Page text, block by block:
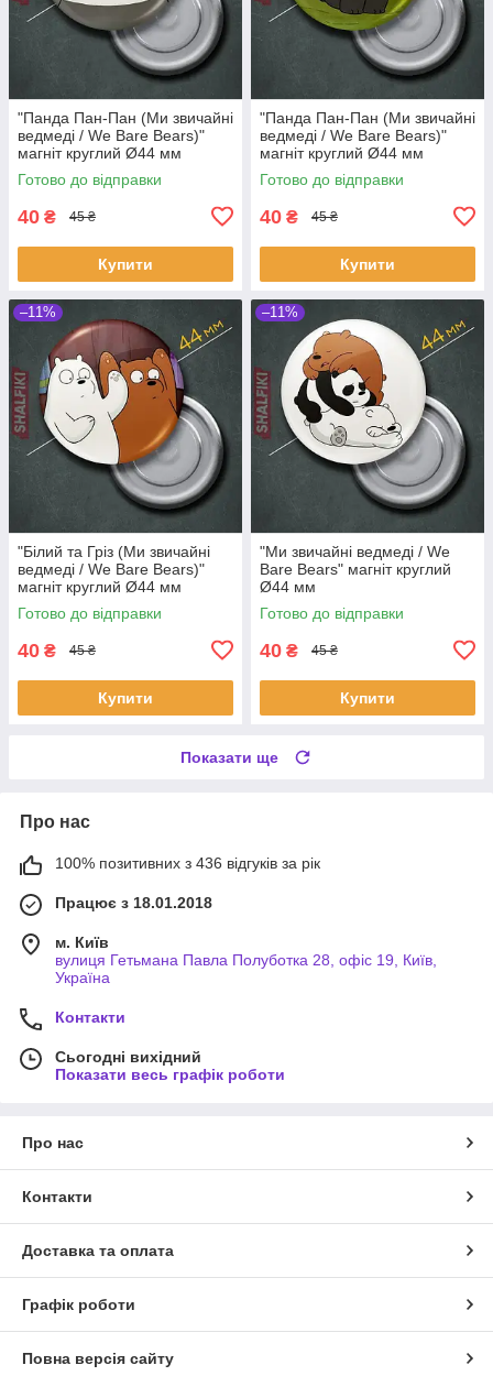
"Панда Пан-Пан (Ми звичайні
ведмеді / We Bare Bears)"
магніт круглий Ø44 мм
Готово до відправки
40 ₴ 45 ₴
Купити
"Панда Пан-Пан (Ми звичайні
ведмеді / We Bare Bears)"
магніт круглий Ø44 мм
Готово до відправки
40 ₴ 45 ₴
Купити
–11%
"Білий та Гріз (Ми звичайні
ведмеді / We Bare Bears)"
магніт круглий Ø44 мм
Готово до відправки
40 ₴ 45 ₴
Купити
–11%
"Ми звичайні ведмеді / We
Bare Bears" магніт круглий
Ø44 мм
Готово до відправки
40 ₴ 45 ₴
Купити
Показати ще
Про нас
100% позитивних з 436 відгуків за рік
Працює з 18.01.2018
м. Київ
вулиця Гетьмана Павла Полуботка 28, офіс 19, Київ,
Україна
Контакти
Сьогодні вихідний
Показати весь графік роботи
Про нас
Контакти
Доставка та оплата
Графік роботи
Повна версія сайту